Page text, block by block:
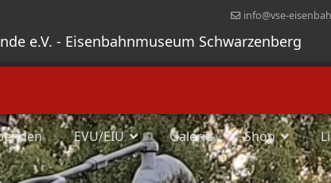
info@vse-
e.V. - Eisenbahnmuseum Schwarzenberg
EVU/EIU Galerie Shop